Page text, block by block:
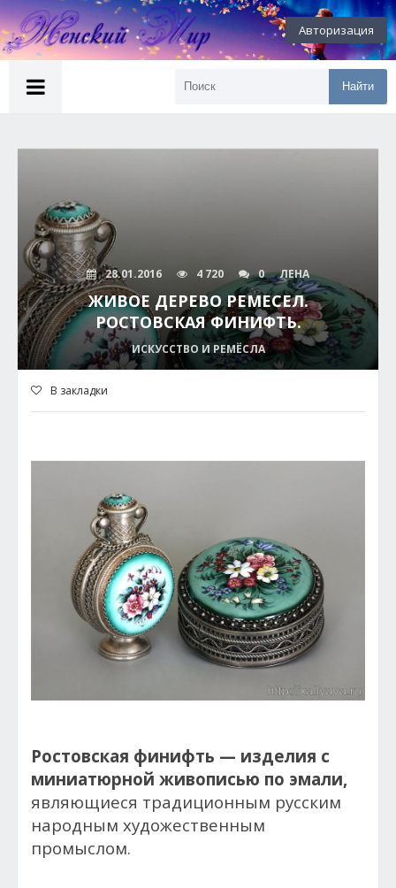
Авторизация
Найти
28.01.2016 4 720 0 ЛЕНА
ЖИВОЕ ДЕРЕВО РЕМЕСЕЛ.
РОСТОВСКАЯ ФИНИФТЬ.
ИСКУССТВО И РЕМЁСЛА
В закладки
Ростовская финифть — изделия с
миниатюрной живописью по эмали,
являющиеся традиционным русским
народным художественным
промыслом.